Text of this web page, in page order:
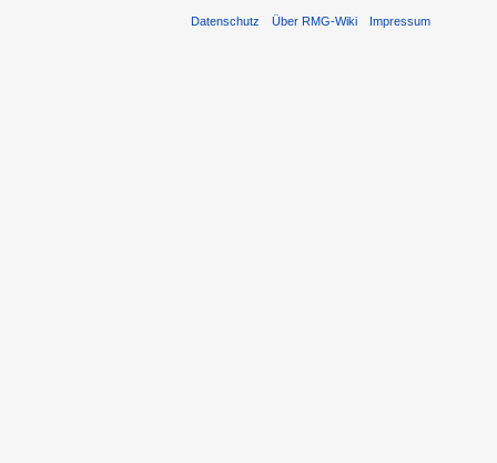
Datenschutz Über RMG-Wiki Impressum